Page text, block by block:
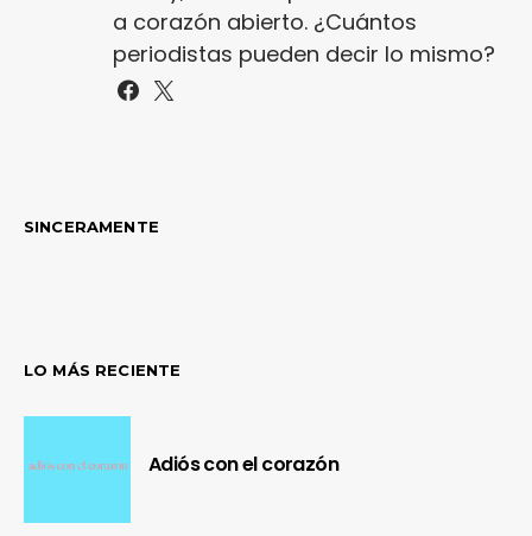
a corazón abierto. ¿Cuántos
periodistas pueden decir lo mismo?
SINCERAMENTE
LO MÁS RECIENTE
Adiós con el corazón